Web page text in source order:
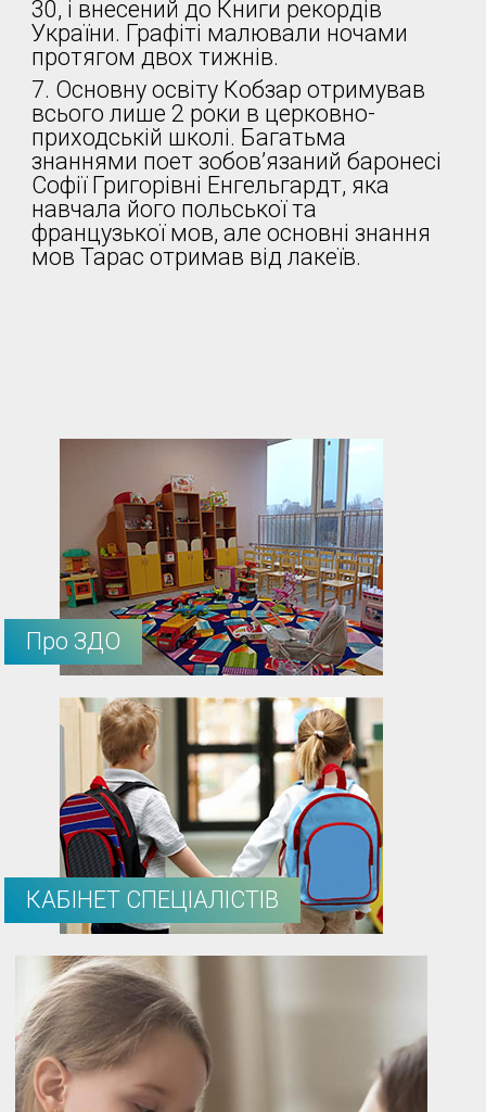
30, і внесений до Книги рекордів
України. Графіті малювали ночами
протягом двох тижнів.
7. Основну освіту Кобзар отримував
всього лише 2 роки в церковно-
приходській школі. Багатьма
знаннями поет зобов’язаний баронесі
Софії Григорівні Енгельгардт, яка
навчала його польської та
французької мов, але основні знання
мов Тарас отримав від лакеїв.
Про ЗДО
КАБІНЕТ СПЕЦІАЛІСТІВ